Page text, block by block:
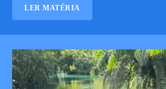
LER MATÉRIA